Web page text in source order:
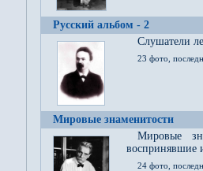
Русский альбом - 2
Cлушатели
23 фото,
Мировые знаменитости
Мировые
воспринявшие
24 фото,